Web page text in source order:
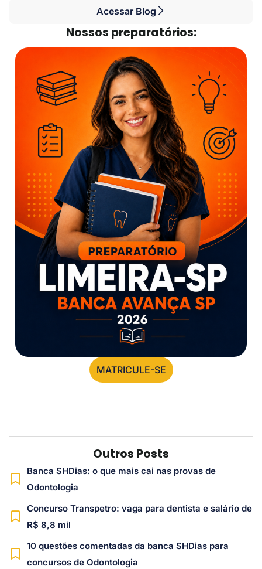
Acessar Blog
Nossos preparatórios:
MATRICULE-SE
Outros Posts
Banca SHDias: o que mais cai nas provas de
Odontologia
Concurso Transpetro: vaga para dentista e salário de
R$ 8,8 mil
10 questões comentadas da banca SHDias para
concursos de Odontologia